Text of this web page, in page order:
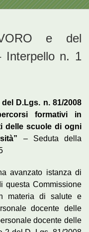
e del
Interpello n. 1
D.Lgs. n. 81/2008
formativi in
delle scuole di ogni
– Seduta della
avanzato istanza di
questa Commissione
materia di salute e
docente delle
docente delle